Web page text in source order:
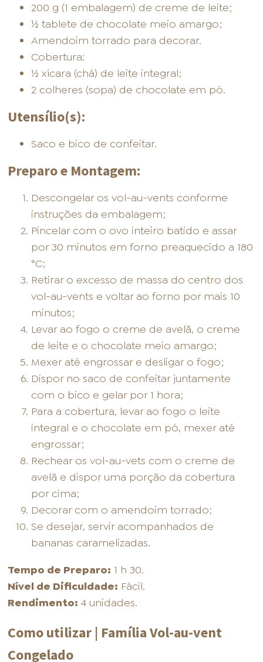
200 g (1 embalagem) de creme de leite;
½ tablete de chocolate meio amargo;
Amendoim torrado para decorar.
Cobertura:
½ xícara (chá) de leite integral;
2 colheres (sopa) de chocolate em pó.
Utensílio(s):
Saco e bico de confeitar.
Preparo e Montagem:
Descongelar os vol-au-vents conforme
instruções da embalagem;
Pincelar com o ovo inteiro batido e assar
por 30 minutos em forno preaquecido a 180
°C;
Retirar o excesso de massa do centro dos
vol-au-vents e voltar ao forno por mais 10
minutos;
Levar ao fogo o creme de avelã, o creme
de leite e o chocolate meio amargo;
Mexer até engrossar e desligar o fogo;
Dispor no saco de confeitar juntamente
com o bico e gelar por 1 hora;
Para a cobertura, levar ao fogo o leite
integral e o chocolate em pó, mexer até
engrossar;
Rechear os vol-au-vets com o creme de
avelã e dispor uma porção da cobertura
por cima;
Decorar com o amendoim torrado;
Se desejar, servir acompanhados de
bananas caramelizadas.
Tempo de Preparo: 1 h 30.
Nível de Dificuldade: Fácil.
Rendimento: 4 unidades.
Como utilizar | Família Vol-au-vent
Congelado